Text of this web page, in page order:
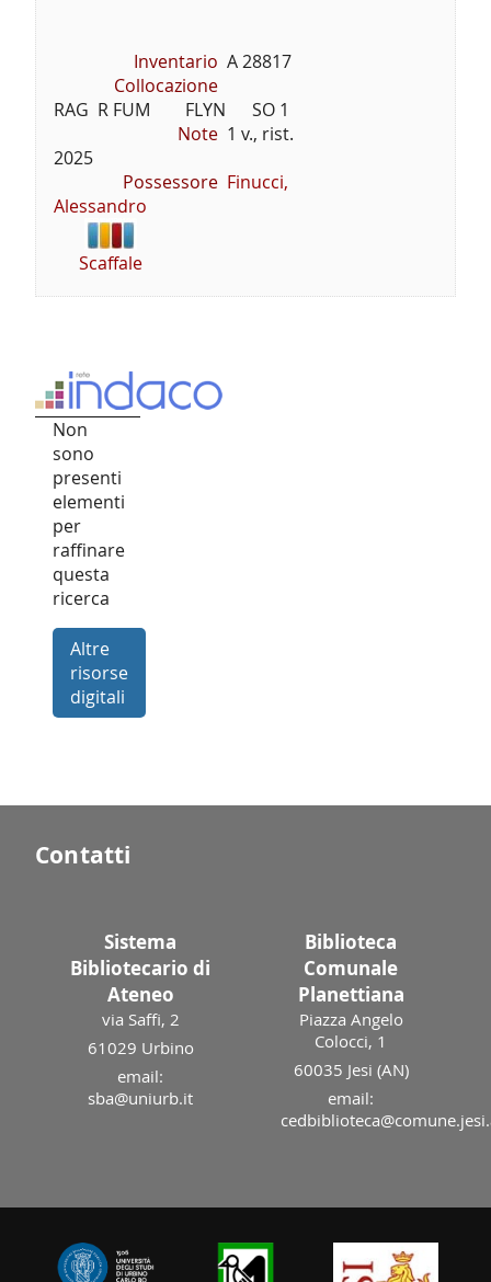
Inventario A 28817
Collocazione
RAG  R FUM        FLYN      SO 1
Note 1 v., rist.
2025
Possessore Finucci,
Alessandro
Scaffale
Non
sono
presenti
elementi
per
raffinare
questa
ricerca
Altre
risorse
digitali
Contatti
Sistema
Bibliotecario di
Ateneo
via Saffi, 2
61029 Urbino
email:
sba@uniurb.it
Biblioteca
Comunale
Planettiana
Piazza Angelo
Colocci, 1
60035 Jesi (AN)
email: